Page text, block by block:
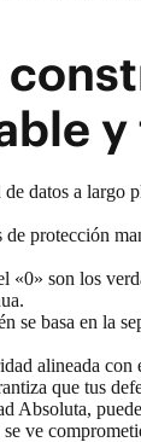
y
de datos a largo
protección
«0» son los
se basa en la
alineada
que tus
Absoluta,
ve